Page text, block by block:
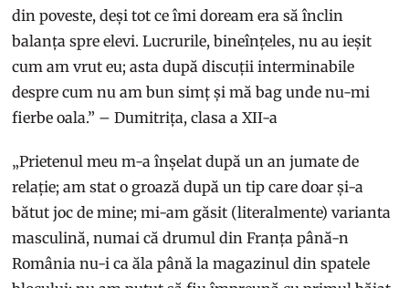
din poveste, deși tot ce îmi doream era să înclin
balanța spre elevi. Lucrurile, bineînțeles, nu au ieșit
cum am vrut eu; asta după discuții interminabile
despre cum nu am bun simț și mă bag unde nu-mi
fierbe oala.” – Dumitrița, clasa a XII-a
„Prietenul meu m-a înșelat după un an jumate de
relație; am stat o groază după un tip care doar și-a
bătut joc de mine; mi-am găsit (literalmente) varianta
masculină, numai că drumul din Franța până-n
România nu-i ca ăla până la magazinul din spatele